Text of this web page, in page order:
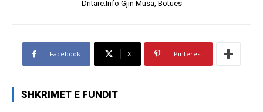
Dritare.Info Gjin Musa, Botues
Facebook X Pinterest
SHKRIMET E FUNDIT